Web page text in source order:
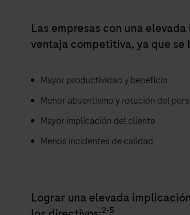
Las empresas con una
ventaja competitiva, ya que se
Mayor productividad y beneficio
Menor absentismo y rotación del
Mayor implicación del cliente
Menos incidentes de calidad
Lograr una elevada
2-5